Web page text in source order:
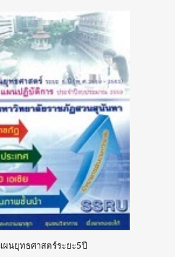
ผนยุทธศาสตร์ระยะ5ปี